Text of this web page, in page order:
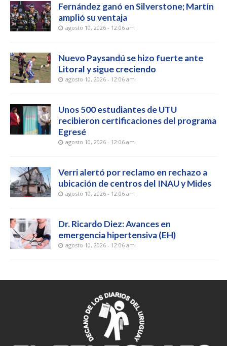
Fernández ganó en Silverstone; Martín
amplió su ventaja
agosto 10, 2026 - 12:06 am
Nuevo Paysandú se hizo fuerte ante
Litoral y sigue creciendo
agosto 10, 2026 - 12:06 am
Unos 500 estudiantes de UTU
recibieron certificaciones del programa
Egresé
agosto 10, 2026 - 12:06 am
Verri alertó por reclamo en rechazo a
ubicación de centros del INAU y Mides
agosto 10, 2026 - 12:06 am
Dr. Ricardo Diez: Avances en
emergencia hipertensiva (EH)
agosto 10, 2026 - 12:06 am